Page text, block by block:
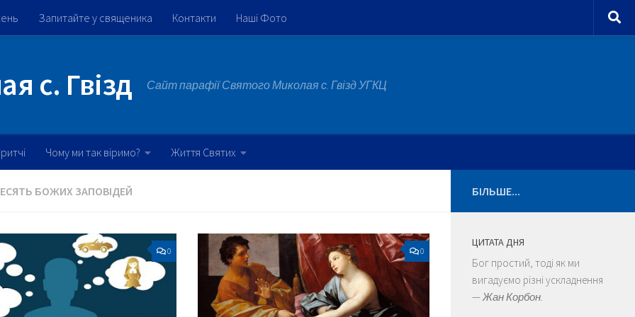
Запитайте у священика Контакти Наші Фото
с. Гвізд Сайт парафії Святого Миколая с. Гвізд УГКЦ
Чому ми так віримо? Життя Святих
БОЖИХ ЗАПОВІДЕЙ
0 0
БІЛЬШЕ...
ЦИТАТА ДНЯ
Бог простий, тоді як ми
вигадуємо різні ускладнення
—Жан Корбон.